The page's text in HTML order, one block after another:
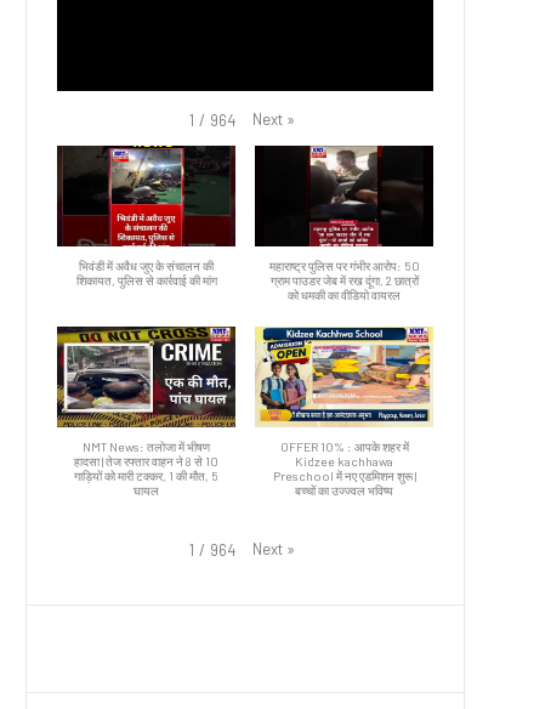
1 / 964 Next »
भिवंडी में अवैध जुए के संचालन की
शिकायत, पुलिस से कार्रवाई की मांग
महाराष्ट्र पुलिस पर गंभीर आरोप: 50
ग्राम पाउडर जेब में रख दूंगा, 2 छात्रों
को धमकी का वीडियो वायरल
NMT News: तलोजा में भीषण
हादसा | तेज रफ्तार वाहन ने 8 से 10
गाड़ियों को मारी टक्कर, 1 की मौत, 5
घायल
OFFER 10% : आपके शहर में
Kidzee kachhawa
Preschool में नए एडमिशन शुरू |
बच्चों का उज्ज्वल भविष्य
1 / 964 Next »